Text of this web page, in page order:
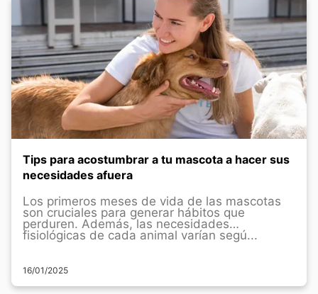
Tips para acostumbrar a tu mascota a hacer sus
necesidades afuera
Los primeros meses de vida de las mascotas
son cruciales para generar hábitos que
perduren. Además, las necesidades
fisiológicas de cada animal varían segú...
16/01/2025